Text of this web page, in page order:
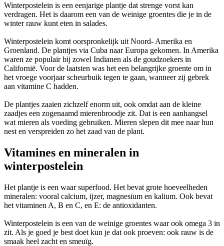
Winterpostelein is een eenjarige plantje dat strenge vorst kan
verdragen. Het is daarom een van de weinige groentes die je in de
winter rauw kunt eten in salades.
Winterpostelein komt oorspronkelijk uit Noord- Amerika en
Groenland. De plantjes via Cuba naar Europa gekomen. In Amerika
waren ze populair bij zowel Indianen als de goudzoekers in
Californië. Voor de laatsten was het een belangrijke groente om in
het vroege voorjaar scheurbuik tegen te gaan, wanneer zij gebrek
aan vitamine C hadden.
De plantjes zaaien zichzelf enorm uit, ook omdat aan de kleine
zaadjes een zogenaamd mierenbroodje zit. Dat is een aanhangsel
wat mieren als voeding gebruiken. Mieren slepen dit mee naar hun
nest en verspreiden zo het zaad van de plant.
Vitamines en mineralen in
winterpostelein
Het plantje is een waar superfood. Het bevat grote hoeveelheden
mineralen: vooral calcium, ijzer, magnesium en kalium. Ook bevat
het vitaminen A, B en C, en E: de antioxidanten.
Winterpostelein is een van de weinige groentes waar ook omega 3 in
zit. Als je goed je best doet kun je dat ook proeven: ook rauw is de
smaak heel zacht en smeuïg.